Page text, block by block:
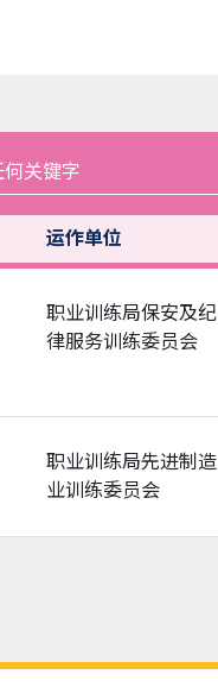
运作单位
职业训练局保安及纪
律服务训练委员会
职业训练局先进制造
业训练委员会